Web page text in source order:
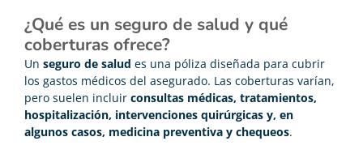
¿Qué es un seguro de salud y qué
coberturas ofrece?
Un seguro de salud es una póliza diseñada para cubrir
los gastos médicos del asegurado. Las coberturas varían,
pero suelen incluir consultas médicas, tratamientos,
hospitalización, intervenciones quirúrgicas y, en
algunos casos, medicina preventiva y chequeos.